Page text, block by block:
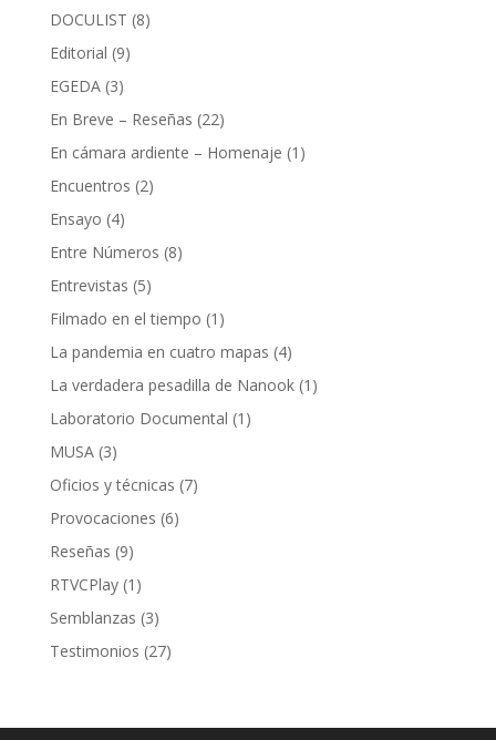
DOCULIST (8)
Editorial (9)
EGEDA(3)
En Breve – Reseñas (22)
En cámara ardiente – Homenaje (1)
Encuentros (2)
Ensayo (4)
Entre Números (8)
Entrevistas (5)
Filmado en el tiempo (1)
La pandemia en cuatro mapas (4)
La verdadera pesadilla de Nanook(1)
Laboratorio Documental (1)
MUSA(3)
Oficios y técnicas (7)
Provocaciones (6)
Reseñas (9)
RTVCPlay(1)
Semblanzas (3)
Testimonios (27)